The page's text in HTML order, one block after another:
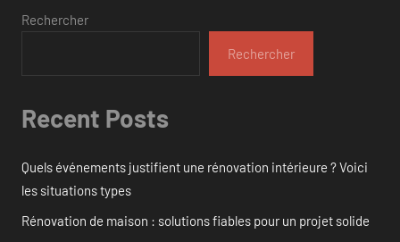
Rechercher
Rechercher
Recent Posts
Quels événements justifient une rénovation intérieure ? Voici
les situations types
Rénovation de maison : solutions fiables pour un projet solide